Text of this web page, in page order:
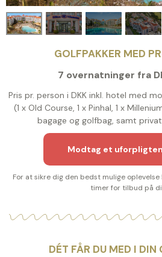
GOLFPAKKER MED
7 overnatninger fra
Pris pr. person i DKK inkl. hotel med
(1 x Old Course, 1 x Pinhal, 1 x
bagage og golfbag, samt
Modtag et
For at sikre dig den bedst mulige
timer for tilbud på
DÉT FÅR DU MED I DIN